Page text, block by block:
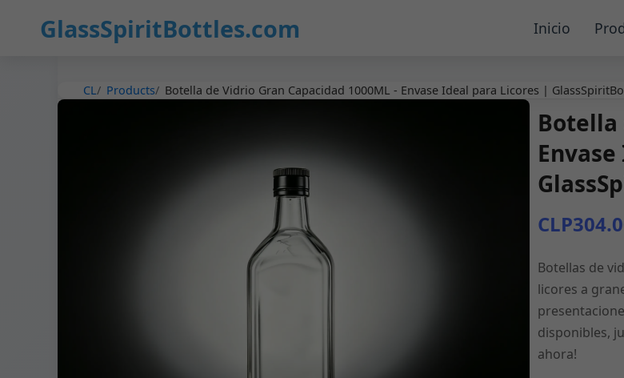
GlassSpiritBottles.com Inicio
CL Products Botella de Vidrio Gran Capacidad 1000ML - Envase Ideal para Licores |
Botella
Botellas de
licores a
disponibles,
ahora!